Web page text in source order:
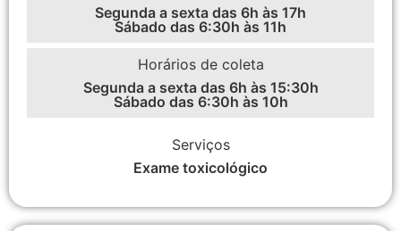
Segunda a sexta das 6h às 17h
Sábado das 6:30h às 11h
Horários de coleta
Segunda a sexta das 6h às 15:30h
Sábado das 6:30h às 10h
Serviços
Exame toxicológico